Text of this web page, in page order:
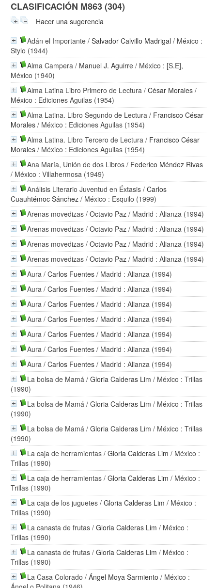
CLASIFICACIÓN M863 (304)
Hacer una sugerencia
Adán el Importante /Salvador Calvillo Madrigal / México :
Stylo (1944)
Alma Campera / Manuel J. Aguirre / México : [S.E],
México (1940)
Alma Latina Libro Primero de Lectura /César Morales /
México : Ediciones Aguilas (1954)
Alma Latina. Libro Segundo de Lectura / Francisco César
Morales / México : Ediciones Aguilas (1954)
Alma Latina. Libro Tercero de Lectura / Francisco César
Morales / México : Ediciones Aguilas (1954)
Ana María, Unión de dos Libros / Federico Méndez Rivas
/ México : Villahermosa (1949)
Análisis Literario Juventud en Éxtasis /Carlos
Cuauhtémoc Sánchez / México : Esquilo (1999)
Arenas movedizas /Octavio Paz / Madrid : Alianza (1994)
Arenas movedizas /Octavio Paz / Madrid : Alianza (1994)
Arenas movedizas /Octavio Paz / Madrid : Alianza (1994)
Arenas movedizas /Octavio Paz / Madrid : Alianza (1994)
Aura /Carlos Fuentes / Madrid : Alianza (1994)
Aura /Carlos Fuentes / Madrid : Alianza (1994)
Aura /Carlos Fuentes / Madrid : Alianza (1994)
Aura /Carlos Fuentes / Madrid : Alianza (1994)
Aura /Carlos Fuentes / Madrid : Alianza (1994)
Aura /Carlos Fuentes / Madrid : Alianza (1994)
Aura /Carlos Fuentes / Madrid : Alianza (1994)
La bolsa de Mamá /Gloria Calderas Lim / México : Trillas
(1990)
La bolsa de Mamá /Gloria Calderas Lim / México : Trillas
(1990)
La bolsa de Mamá /Gloria Calderas Lim / México : Trillas
(1990)
La caja de herramientas /Gloria Calderas Lim / México :
Trillas (1990)
La caja de herramientas /Gloria Calderas Lim / México :
Trillas (1990)
La caja de los juguetes /Gloria Calderas Lim / México :
Trillas (1990)
La canasta de frutas /Gloria Calderas Lim / México :
Trillas (1990)
La canasta de frutas /Gloria Calderas Lim / México :
Trillas (1990)
La Casa Colorado /Ángel Moya Sarmiento / México :